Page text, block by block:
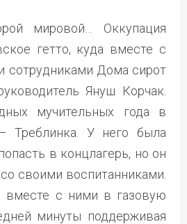
мировой… Оккупация
гетто, куда вместе с
сотрудниками Дома сирот
Януш Корчак.
мучительных года в
Треблинка. У него была
в концлагерь, но он
своими воспитанниками.
вместе с ними в газовую
минуты поддерживая